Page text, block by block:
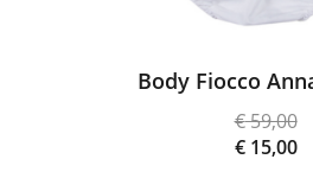
Body Fiocco
€59,00
Il
€15,00